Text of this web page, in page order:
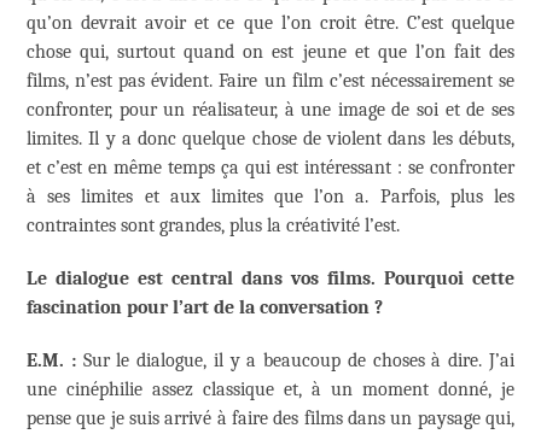
qu’on devrait avoir et ce que l’on croit être. C’est quelque
chose qui, surtout quand on est jeune et que l’on fait des
films, n’est pas évident. Faire un film c’est nécessairement se
confronter, pour un réalisateur, à une image de soi et de ses
limites. Il y a donc quelque chose de violent dans les débuts,
et c’est en même temps ça qui est intéressant : se confronter
à ses limites et aux limites que l’on a. Parfois, plus les
contraintes sont grandes, plus la créativité l’est.
Le dialogue est central dans vos films. Pourquoi cette
fascination pour l’art de la conversation ?
E.M. :Sur le dialogue, il y a beaucoup de choses à dire. J’ai
une cinéphilie assez classique et, à un moment donné, je
pense que je suis arrivé à faire des films dans un paysage qui,